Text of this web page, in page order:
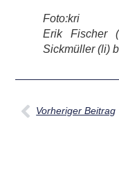
Foto:kri
Erik Fischer
Sickmüller (li)
Vorheriger Beitrag